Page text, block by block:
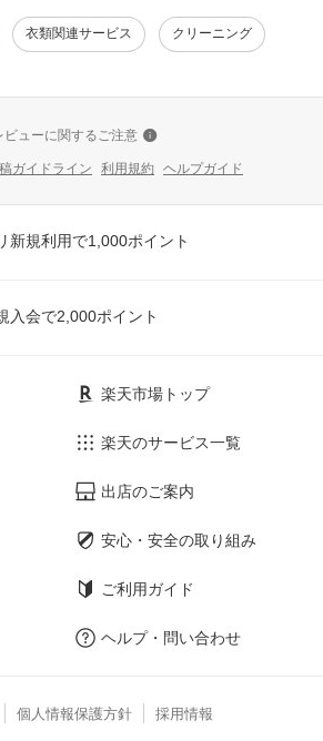
衣類関連サービス クリーニング
ビューに関するご注意
ガイドライン 利用規約 ヘルプガイド
新規利用で1,000ポイント
入会で2,000ポイント
楽天市場トップ
楽天のサービス一覧
出店のご案内
安心・安全の取り組み
ご利用ガイド
ヘルプ・問い合わせ
個人情報保護方針 採用情報